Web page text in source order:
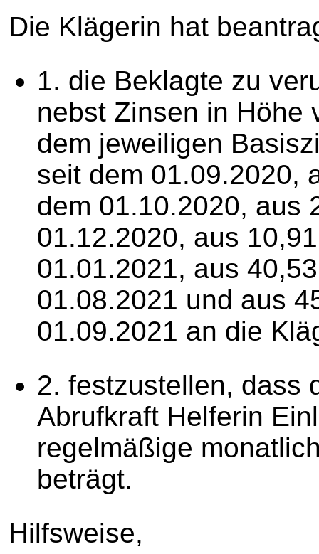
Die Klägerin hat
1. die Beklagte zu
nebst Zinsen in Höhe
dem jeweiligen
seit dem 01.09.2020,
dem 01.10.2020, aus
01.12.2020, aus
01.01.2021, aus
01.08.2021 und aus
01.09.2021 an die
2. festzustellen, dass
Abrufkraft Helferin
regelmäßige
beträgt.
Hilfsweise,